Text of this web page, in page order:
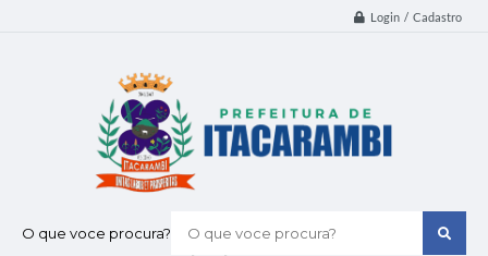
Login / Cadastro
O que voce procura?